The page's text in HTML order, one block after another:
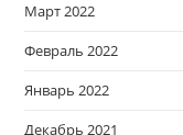
Март 2022
Февраль 2022
Январь 2022
Декабрь 2021